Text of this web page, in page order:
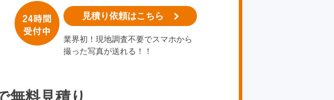
見積り依頼はこちら
業界初！現地調査不要でスマホから
撮った写真が送れる！！